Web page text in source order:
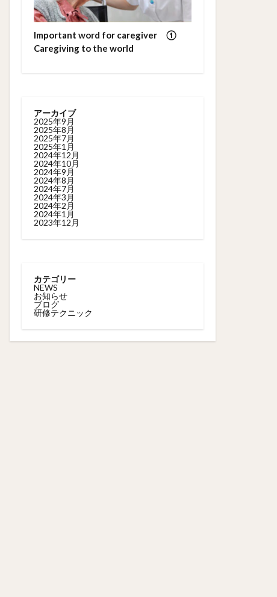
Important word for caregiver ①
Caregiving to the world
アーカイブ
2025年9月
2025年8月
2025年7月
2025年1月
2024年12月
2024年10月
2024年9月
2024年8月
2024年7月
2024年3月
2024年2月
2024年1月
2023年12月
カテゴリー
NEWS
お知らせ
ブログ
研修テクニック